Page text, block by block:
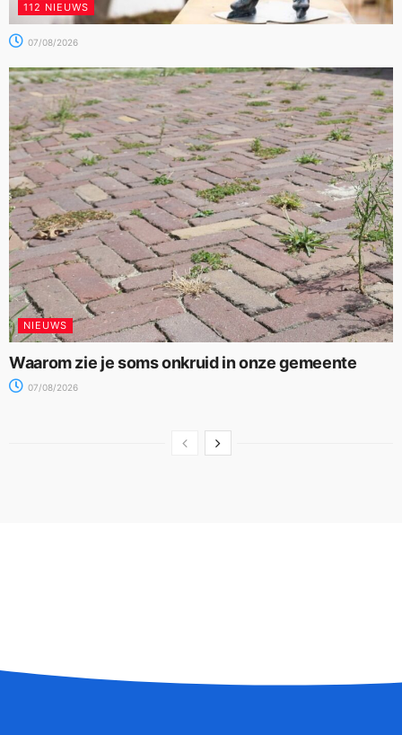
112 NIEUWS
07/08/2026
NIEUWS
Waarom zie je soms onkruid in onze gemeente
07/08/2026